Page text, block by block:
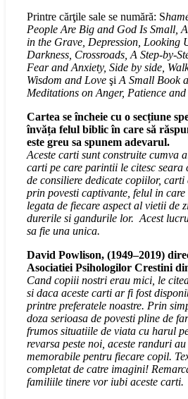
Printre cărţile sale se numără: S
People Are Big and God Is Small,
in the Grave, Depression, Looking
Darkness, Crossroads, A Step-by-
Fear and Anxiety, Side by side,
Wisdom and Love şi A Small Book
Meditations on Anger, Patience and
Cartea se încheie cu o secțiune
învăța felul biblic în care să
este greu sa spunem adevarul.
Aceste carti sunt construite cumva
carti pe care parintii le citesc
de consiliere dedicate copiilor, carti
prin povesti captivante, felul in care
legata de fiecare aspect al vietii de
durerile si gandurile lor. Acest
sa fie una unica.
David Powlison, (1949–2019)
Asociatiei Psihologilor Crestini
Cand copiii nostri erau mici, le
si daca aceste carti ar fi fost
printre preferatele noastre. Prin
doza serioasa de povesti pline de
frumos situatiile de viata cu harul
revarsa peste noi, aceste randuri
memorabile pentru fiecare copil.
completat de catre imagini!
familiile tinere vor iubi aceste carti.